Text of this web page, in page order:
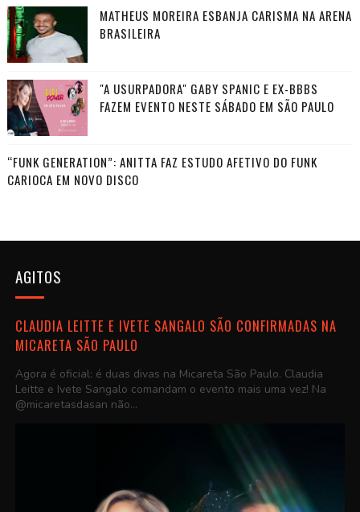
MATHEUS MOREIRA ESBANJA CARISMA NA ARENA
BRASILEIRA
"A USURPADORA" GABY SPANIC E EX-BBBS
FAZEM EVENTO NESTE SÁBADO EM SÃO PAULO
“FUNK GENERATION”: ANITTA FAZ ESTUDO AFETIVO DO FUNK
CARIOCA EM NOVO DISCO
AGITOS
CLAUDIA LEITTE E IVETE SANGALO SÃO CONFIRMADAS NA
MICARETA SÃO PAULO
Agora é oficial: é duas divas na Micareta São Paulo. Claudia
Leitte e Ivete Sangalo comandam o evento mais uma vez! Na
@micaretasdasan não...